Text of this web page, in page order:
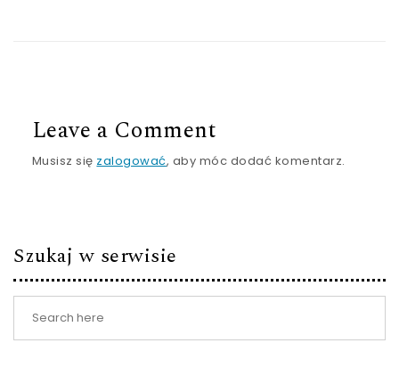
Leave a Comment
Musisz się zalogować, aby móc dodać komentarz.
Szukaj w serwisie